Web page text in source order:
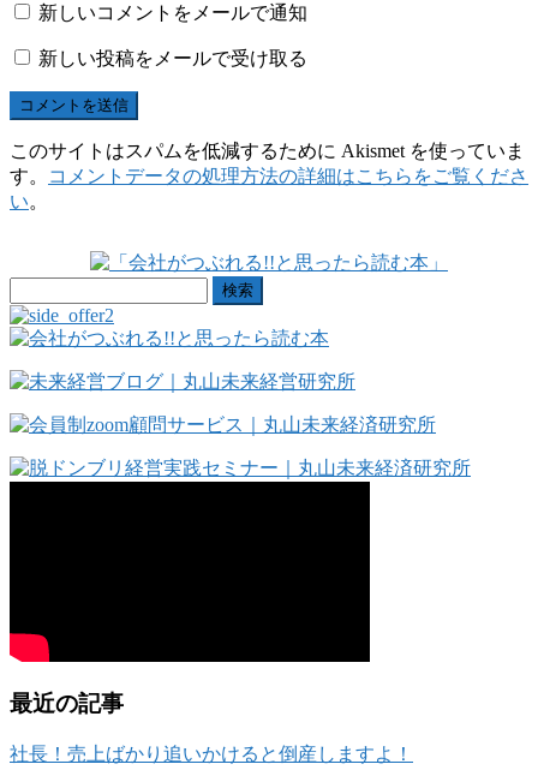
新しいコメントをメールで通知
新しい投稿をメールで受け取る
このサイトはスパムを低減するために Akismet を使っていま
す。
コメントデータの処理方法の詳細はこちらをご覧くださ
い。
索:
最近の記事
社長！売上ばかり追いかけると倒産しますよ！